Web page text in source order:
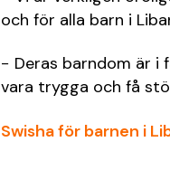
och för alla barn i
− Deras barndom är
vara trygga och få
Swisha för barnen i